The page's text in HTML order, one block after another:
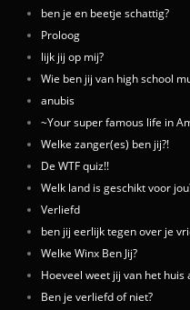
ben je en beetje schattig?
Proloog
lijk jij op mij?
Wie ben jij van high school
anubis
~Your super famous life in
Welke zanger(es) ben jij?!
De WTF quiz!!
Welk land is geschikt voor
Verliefd
ben jij eerlijk tegen over je
Welke Winx Ben Jij?
Hoeveel weet jij van het huis
Ben je verliefd of niet?